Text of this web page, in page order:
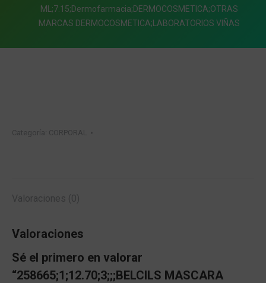
ML;7.15;Dermofarmacia;DERMOCOSMETICA;OTRAS
MARCAS DERMOCOSMETICA;LABORATORIOS VIÑAS
Categoría: CORPORAL
Valoraciones (0)
Valoraciones
Sé el primero en valorar
“258665;1;12.70;3;;;BELCILS MASCARA